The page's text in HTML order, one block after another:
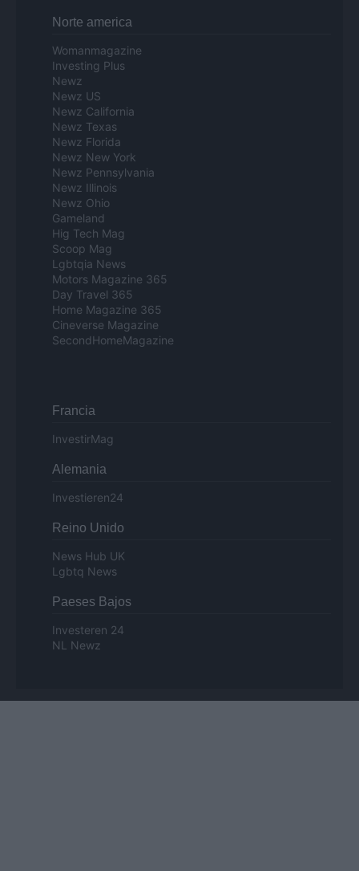
Norte america
Womanmagazine
Investing Plus
Newz
Newz US
Newz California
Newz Texas
Newz Florida
Newz New York
Newz Pennsylvania
Newz Illinois
Newz Ohio
Gameland
Hig Tech Mag
Scoop Mag
Lgbtqia News
Motors Magazine 365
Day Travel 365
Home Magazine 365
Cineverse Magazine
SecondHomeMagazine
Francia
InvestirMag
Alemania
Investieren24
Reino Unido
News Hub UK
Lgbtq News
Paeses Bajos
Investeren 24
NL Newz